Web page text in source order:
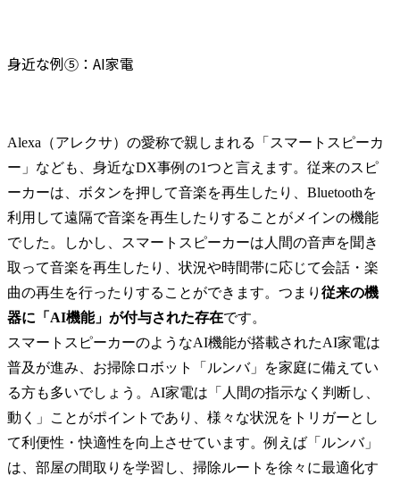
身近な例⑤：AI家電
Alexa（アレクサ）の愛称で親しまれる「スマートスピーカ
ー」なども、身近なDX事例の1つと言えます。従来のスピ
ーカーは、ボタンを押して音楽を再生したり、Bluetoothを
利用して遠隔で音楽を再生したりすることがメインの機能
でした。しかし、スマートスピーカーは人間の音声を聞き
取って音楽を再生したり、状況や時間帯に応じて会話・楽
曲の再生を行ったりすることができます。つまり 従来の機
器に「AI機能」が付与された存在です。
スマートスピーカーのようなAI機能が搭載されたAI家電は
普及が進み、お掃除ロボット「ルンバ」を家庭に備えてい
る方も多いでしょう。AI家電は「人間の指示なく判断し、
動く」ことがポイントであり、様々な状況をトリガーとし
て利便性・快適性を向上させています。例えば「ルンバ」
は、部屋の間取りを学習し、掃除ルートを徐々に最適化す